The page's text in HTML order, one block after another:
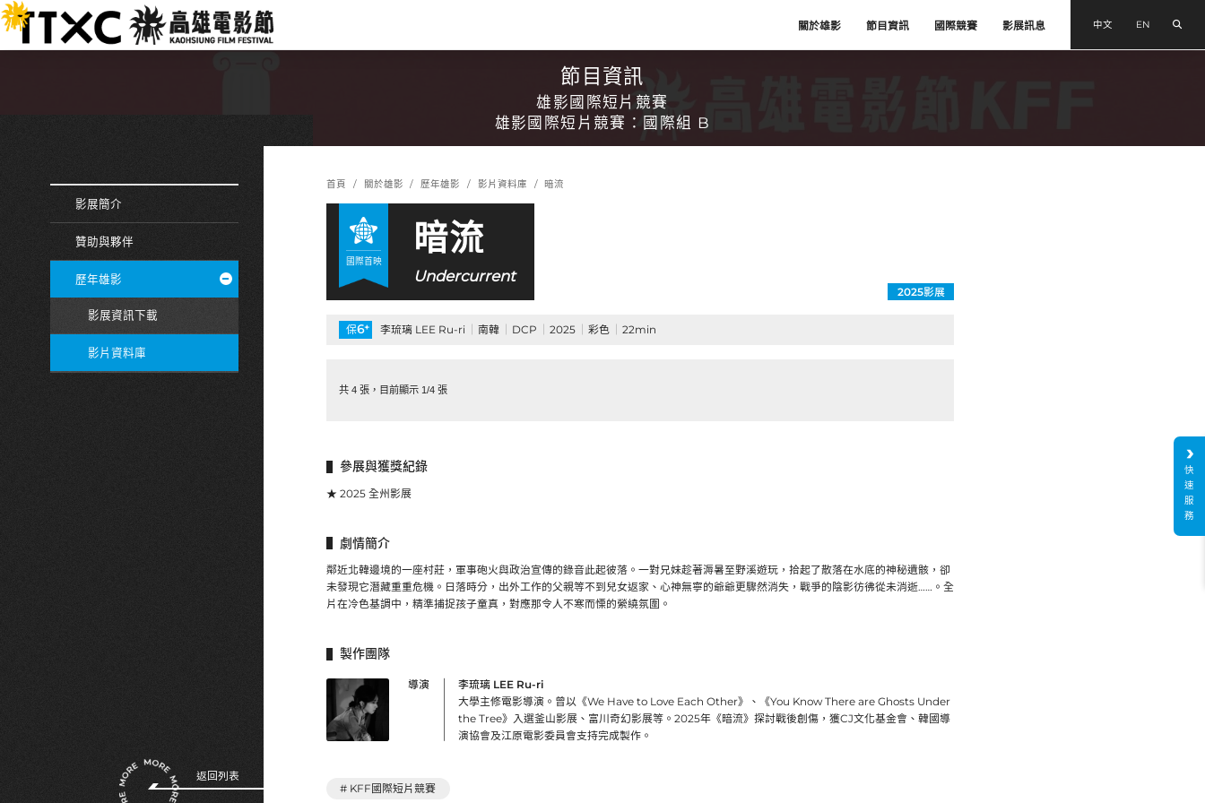
跳
到
主
:::
關於雄影 節目資訊 國際競賽 影展訊息 中文 EN
節目資訊
雄影國際短片競賽
雄影國際短片競賽：國際組 B
影展簡介
贊助與夥伴
歷年雄影
影展資訊下載
影片資料庫
首頁 關於雄影 歷年雄影 影片資料庫 暗流
國際首映
暗流
Undercurrent
2025影展
保6+ 李琉璃 LEE Ru-ri 南韓 DCP 2025 彩色 22min
共 4 張，目前顯示 1/4 張
參展與獲獎紀錄
★ 2025 全州影展
劇情簡介
鄰近北韓邊境的一座村莊，軍事砲火與政治宣傳的錄音此起彼落。一對兄妹趁著溽暑至野溪遊玩，拾起了散落在水底的神秘遺骸，卻
未發現它潛藏重重危機。日落時分，出外工作的父親等不到兒女返家、心神無寧的爺爺更驟然消失，戰爭的陰影彷彿從未消逝……。全
片在冷色基調中，精準捕捉孩子童真，對應那令人不寒而慄的縈繞氛圍。
製作團隊
導演
李琉璃 LEE Ru-ri
大學主修電影導演。曾以《We Have to Love Each Other》、《You Know There are Ghosts Under
the Tree》入選釜山影展、富川奇幻影展等。2025年《暗流》探討戰後創傷，獲CJ文化基金會、韓國導
演協會及江原電影委員會支持完成製作。
# KFF國際短片競賽
返回列表
快
速
服
務